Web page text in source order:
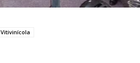
Vitivinícola